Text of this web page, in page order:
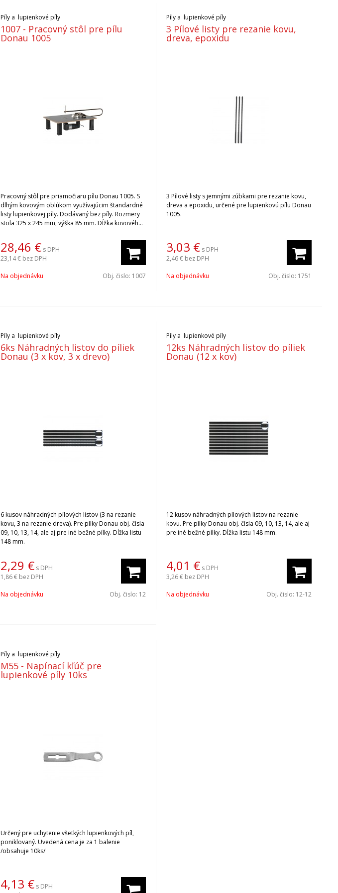
Píly a lupienkové píly
1007 - Pracovný stôl pre pílu
Donau 1005
Pracovný stôl pre priamočiaru pílu Donau 1005. S
dlhým kovovým oblúkom využívajúcim štandardné
listy lupienkovej píly. Dodávaný bez píly. Rozmery
stola 325 x 245 mm, výška 85 mm. Dĺžka kovového
28,46 € s DPH
23,14 € bez DPH
Na objednávku Obj. čislo: 1007
Píly a lupienkové píly
3 Pílové listy pre rezanie kovu,
dreva, epoxidu
3 Pílové listy s jemnými zúbkami pre rezanie kovu,
dreva a epoxidu, určené pre lupienkovú pílu Donau
1005.
3,03 € s DPH
2,46 € bez DPH
Na objednávku Obj. čislo: 1751
Píly a lupienkové píly
6ks Náhradných listov do píliek
Donau (3 x kov, 3 x drevo)
6 kusov náhradných pílových listov (3 na rezanie
kovu, 3 na rezanie dreva). Pre pílky Donau obj. čísla
09, 10, 13, 14, ale aj pre iné bežné pílky. Dĺžka listu
148 mm.
2,29 € s DPH
1,86 € bez DPH
Na objednávku Obj. čislo: 12
Píly a lupienkové píly
12ks Náhradných listov do píliek
Donau (12 x kov)
12 kusov náhradných pílových listov na rezanie
kovu. Pre pílky Donau obj. čísla 09, 10, 13, 14, ale aj
pre iné bežné pílky. Dĺžka listu 148 mm.
4,01 € s DPH
3,26 € bez DPH
Na objednávku Obj. čislo: 12-12
Píly a lupienkové píly
M55 - Napínací kľúč pre
lupienkové píly 10ks
Určený pre uchytenie všetkých lupienkových píl,
poniklovaný. Uvedená cena je za 1 balenie
/obsahuje 10ks/
4,13 € s DPH